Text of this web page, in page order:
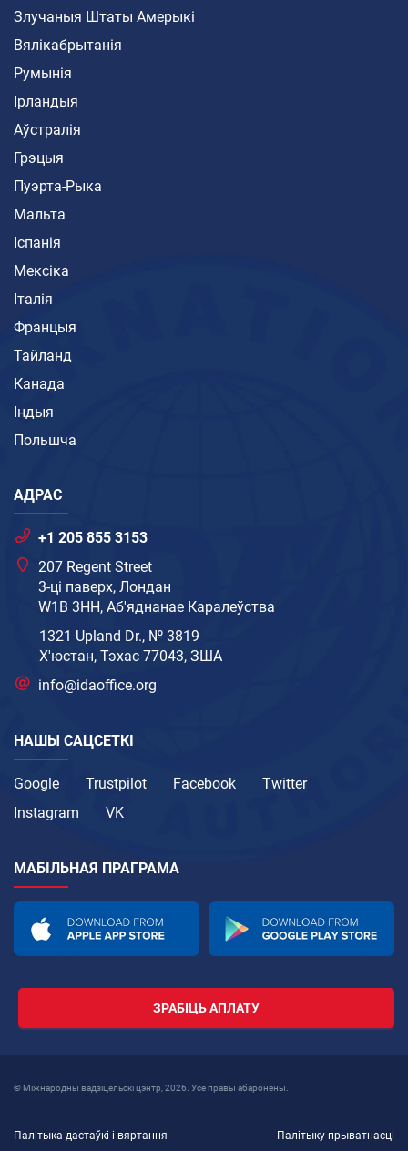
Злучаныя Штаты Амерыкі
Вялікабрытанія
Румынія
Ірландыя
Аўстралія
Грэцыя
Пуэрта-Рыка
Мальта
Іспанія
Мексіка
Італія
Францыя
Тайланд
Канада
Індыя
Польшча
АДРАС
+1 205 855 3153
207 Regent Street
3-ці паверх, Лондан
W1B 3HH, Аб'яднанае Каралеўства
1321 Upland Dr., № 3819
Х'юстан, Тэхас 77043, ЗША
info@idaoffice.org
НАШЫ САЦСЕТКІ
Google Trustpilot Facebook
Twitter
Instagram
VK
МАБІЛЬНАЯ ПРАГРАМА
ЗРАБІЦЬ АПЛАТУ
© Міжнародны вадзіцельскі цэнтр, 2026. Усе правы абаронены.
Палітыка дастаўкі і вяртання Палітыку прыватнасці